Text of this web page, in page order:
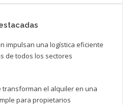
impulsan una logística eficiente
de todos los sectores
transforman el alquiler en una
para propietarios